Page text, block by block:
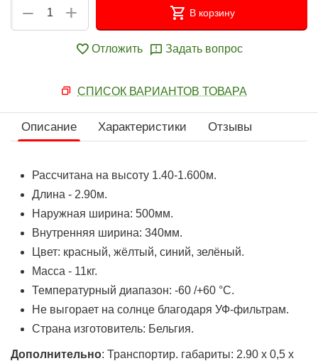
+
− В корзину
Отложить Задать вопрос
СПИСОК ВАРИАНТОВ ТОВАРА
Описание Характеристики Отзывы
Рассчитана на высоту 1.40-1.600м.
Длина - 2.90м.
Наружная ширина: 500мм.
Внутренняя ширина: 340мм.
Цвет: красный, жёлтый, синий, зелёный.
Масса - 11кг.
Температурный диапазон: -60 /+60 °С.
Не выгорает на солнце благодаря УФ-фильтрам.
Страна изготовитель: Бельгия.
Дополнительно: Транспортир. габариты: 2.90 х 0,5 х